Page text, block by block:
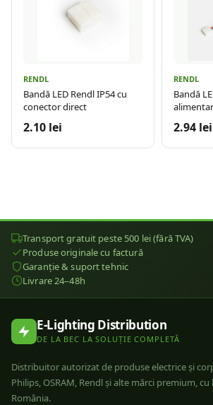
RENDL
Bandă LED Rendl IP54 cu
conector direct
2.10 lei
RENDL
Bandă
2.94 lei
Transport gratuit peste 500 lei (fără TVA)
Produse originale cu factură
Garanție & suport tehnic
Livrare 24–48h
E-Lighting Distribution
DE LA BEC LA SOLUȚIE COMPLETĂ
Distribuitor autorizat de produse electrice și
Philips, OSRAM, Rendl și alte mărci premium,
România.